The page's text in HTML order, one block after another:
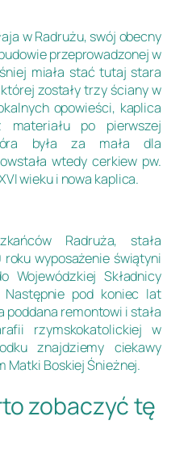
w Radrużu, swój obecny
przeprowadzonej w
miała stać tutaj stara
zostały trzy ściany w
opowieści, kaplica
materiału po pierwszej
była za mała dla
wtedy cerkiew pw.
wieku i nowa kaplica.
Radruża, stała
wyposażenie świątyni
Wojewódzkiej Składnicy
pod koniec lat
poddana remontowi i stała
rzymskokatolickiej w
znajdziemy ciekawy
Matki Boskiej Śnieżnej.
zobaczyć tę